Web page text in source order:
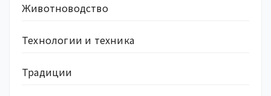
Животноводство
Технологии и техника
Традиции